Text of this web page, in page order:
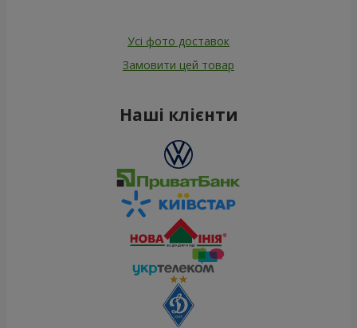
Усі фото доставок
Замовити цей товар
Наші клієнти